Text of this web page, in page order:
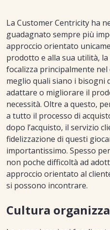
La Customer Centricity ha
guadagnato sempre più
approccio orientato
prodotto e alla sua utilità,
focalizza principalmente
meglio quali siano i bisogni
adattare o migliorare il
necessità. Oltre a questo,
a tutto il processo di
dopo l’acquisto, il servizio
fidelizzazione di questi
importantissimo. Spesso
non poche difficoltà ad
approccio orientato al
si possono incontrare.
Cultura